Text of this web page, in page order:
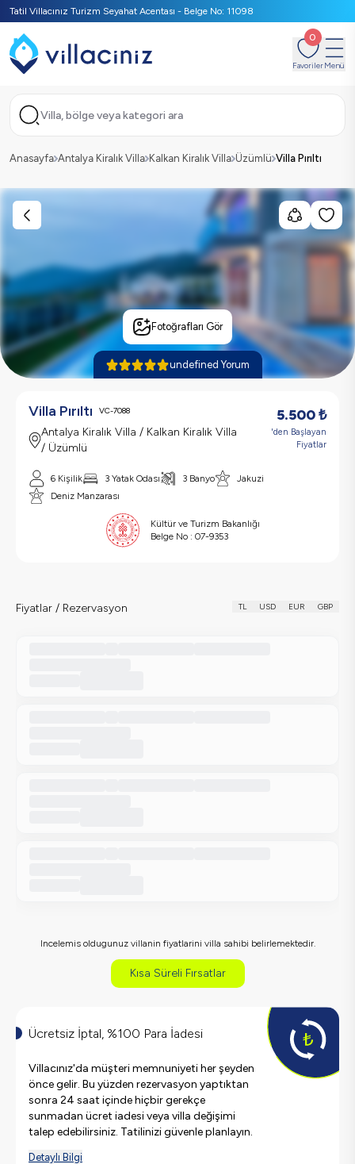
Tatil Villacınız Turizm Seyahat Acentası - Belge No: 11098
0
FavorilerMenü
Villa, bölge veya kategori ara
Anasayfa Antalya Kiralık Villa Kalkan Kiralık Villa Üzümlü Villa Pırıltı
Fotoğrafları Gör
undefined Yorum
Villa Pırıltı VC-7088
Antalya Kiralık Villa / Kalkan Kiralık Villa
/ Üzümlü
5.500₺
'den Başlayan
Fiyatlar
6 Kişilik 3 Yatak Odası 3 Banyo
Jakuzi
Deniz Manzarası
Kültür ve Turizm Bakanlığı
Belge No : 07-9353
Fiyatlar / Rezervasyon TL USD EUR GBP
Incelemis oldugunuz villanin fiyatlarini villa sahibi belirlemektedir.
Kısa Süreli Fırsatlar
Ücretsiz İptal, %100 Para İadesi
Villacınız'da müşteri memnuniyeti her şeyden
önce gelir. Bu yüzden rezervasyon yaptıktan
sonra 24 saat içinde hiçbir gerekçe
sunmadan ücret iadesi veya villa değişimi
talep edebilirsiniz. Tatilinizi güvenle planlayın.
Detaylı Bilgi